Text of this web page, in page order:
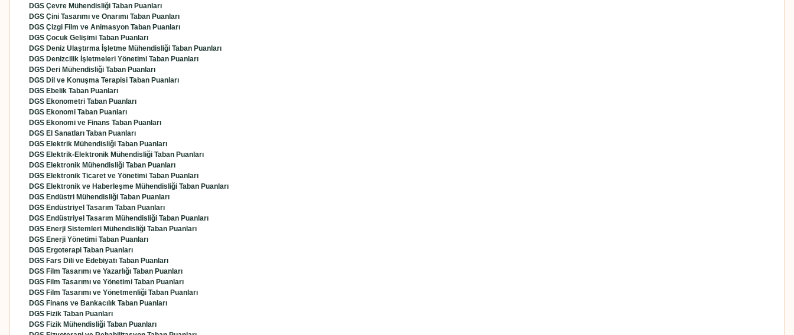
DGS Çevre Mühendisliği Taban Puanları
DGS Çini Tasarımı ve Onarımı Taban Puanları
DGS Çizgi Film ve Animasyon Taban Puanları
DGS Çocuk Gelişimi Taban Puanları
DGS Deniz Ulaştırma İşletme Mühendisliği Taban Puanları
DGS Denizcilik İşletmeleri Yönetimi Taban Puanları
DGS Deri Mühendisliği Taban Puanları
DGS Dil ve Konuşma Terapisi Taban Puanları
DGS Ebelik Taban Puanları
DGS Ekonometri Taban Puanları
DGS Ekonomi Taban Puanları
DGS Ekonomi ve Finans Taban Puanları
DGS El Sanatları Taban Puanları
DGS Elektrik Mühendisliği Taban Puanları
DGS Elektrik-Elektronik Mühendisliği Taban Puanları
DGS Elektronik Mühendisliği Taban Puanları
DGS Elektronik Ticaret ve Yönetimi Taban Puanları
DGS Elektronik ve Haberleşme Mühendisliği Taban Puanları
DGS Endüstri Mühendisliği Taban Puanları
DGS Endüstriyel Tasarım Taban Puanları
DGS Endüstriyel Tasarım Mühendisliği Taban Puanları
DGS Enerji Sistemleri Mühendisliği Taban Puanları
DGS Enerji Yönetimi Taban Puanları
DGS Ergoterapi Taban Puanları
DGS Fars Dili ve Edebiyatı Taban Puanları
DGS Film Tasarımı ve Yazarlığı Taban Puanları
DGS Film Tasarımı ve Yönetimi Taban Puanları
DGS Film Tasarımı ve Yönetmenliği Taban Puanları
DGS Finans ve Bankacılık Taban Puanları
DGS Fizik Taban Puanları
DGS Fizik Mühendisliği Taban Puanları